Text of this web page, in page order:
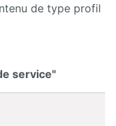
de type profil
service"